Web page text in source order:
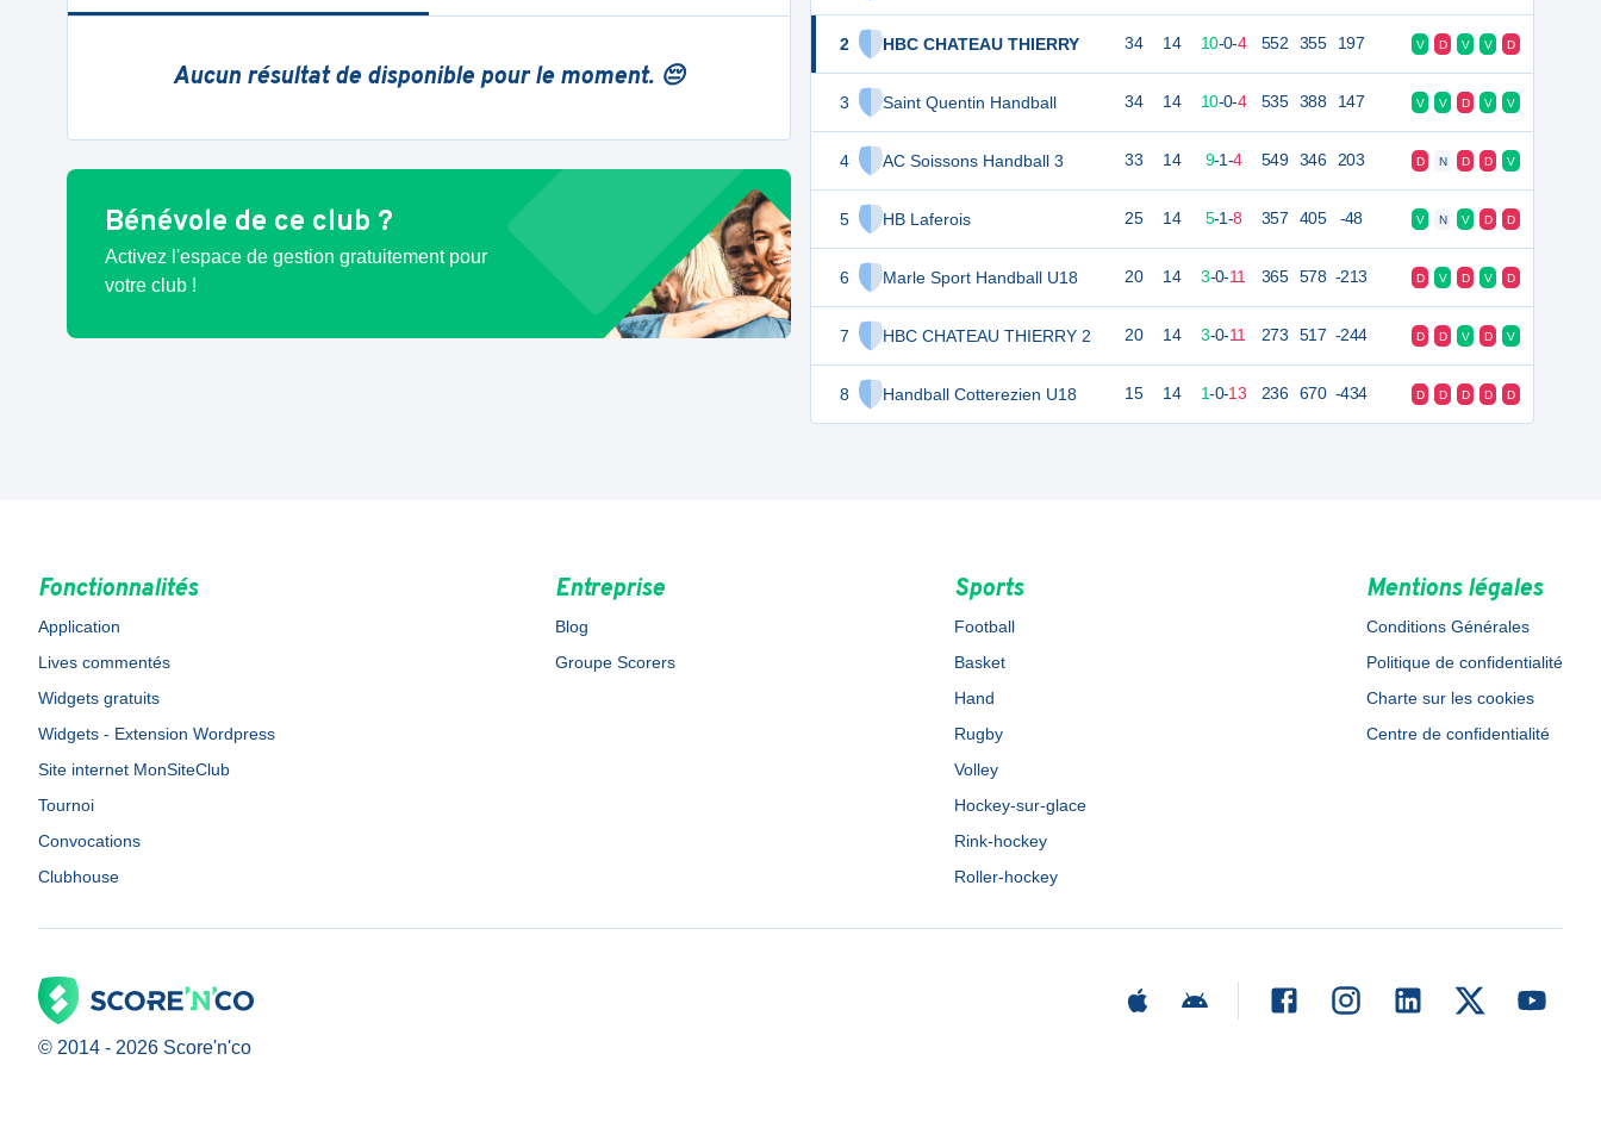
Aucun résultat de disponible pour le moment. 😔
Bénévole de ce club ?
Activez l'espace de gestion gratuitement pour
votre club !
2 HBC CHATEAU THIERRY
3 Saint Quentin Handball
4 AC Soissons Handball 3
5 HB Laferois
6 Marle Sport Handball U18
7 HBC CHATEAU THIERRY 2
8 Handball Cotterezien U18
34 14 10-0-4 552 355 197 V D V V D
34 14 10-0-4 535 388 147 V V D V V
33 14 9-1-4 549 346 203 D N D D V
25 14 5-1-8 357 405 -48 V N V D D
20 14 3-0-11 365 578 -213 D V D V D
20 14 3-0-11 273 517 -244 D D V D V
15 14 1-0-13 236 670 -434 D D D D D
Fonctionnalités
Application
Lives commentés
Widgets gratuits
Widgets - Extension Wordpress
Site internet MonSiteClub
Tournoi
Convocations
Clubhouse
Entreprise
Blog
Groupe Scorers
Sports
Football
Basket
Hand
Rugby
Volley
Hockey-sur-glace
Rink-hockey
Roller-hockey
Mentions légales
Conditions Générales
Politique de confidentialité
Charte sur les cookies
Centre de confidentialité
© 2014 - 2026 Score'n'co